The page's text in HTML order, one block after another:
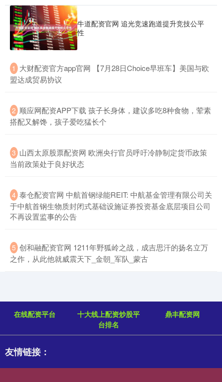
牛道配资官网 追光竞速跑道提升竞技公平
性
1 ​大财配资官方app官网 【7月28日Choice早班车】美国与欧
盟达成贸易协议
2 ​顺应网配资APP下载 孩子长身体，建议多吃8种食物，荤素
搭配又解馋，孩子爱吃猛长个
3 ​山西太原股票配资网 欧洲央行官员呼吁冷静制定货币政策
当前政策处于良好状态
4 ​泰仓配资官网 中航首钢绿能REIT: 中航基金管理有限公司关
于中航首钢生物质封闭式基础设施证券投资基金底层项目公司
不再设置监事的公告
5 ​创和融配资官网 1211年野狐岭之战，成吉思汗的扬名立万
之作，从此他就威震天下_金朝_军队_蒙古
在线配资平台
十大线上配资炒股平
台排名
鼎丰配资网
友情链接：